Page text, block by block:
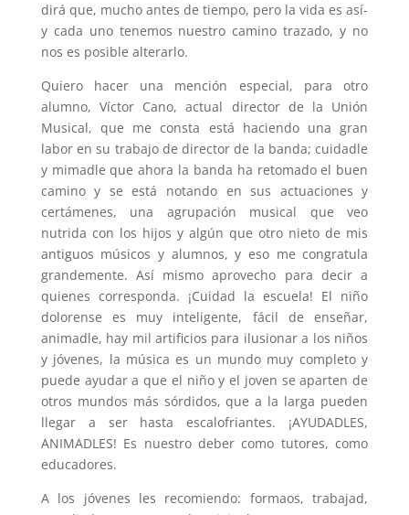
dirá que, mucho antes de tiempo, pero la vida es así­
y cada uno tenemos nuestro camino trazado, y no
nos es posible alterarlo.
Quiero hacer una mención especial, para otro
alumno, Víctor Cano, actual director de la Unión
Musical, que me consta está haciendo una gran
labor en su trabajo de director de la banda; cuidadle
y mimadle que ahora la banda ha retomado el buen
camino y se está notando en sus actuaciones y
certámenes, una agrupación musical que veo
nutrida con los hijos y algún que otro nieto de mis
antiguos músicos y alumnos, y eso me congratula
grandemente. Así­ mismo aprovecho para decir a
quienes corresponda. ¡Cuidad la escuela! El niño
dolorense es muy inteligente, fácil de enseñar,
animadle, hay mil artificios para ilusionar a los niños
y jóvenes, la música es un mundo muy completo y
puede ayudar a que el niño y el joven se aparten de
otros mundos más sórdidos, que a la larga pueden
llegar a ser hasta escalofriantes. ¡AYUDADLES,
ANIMADLES! Es nuestro deber como tutores, como
educadores.
A los jóvenes les recomiendo: formaos, trabajad,